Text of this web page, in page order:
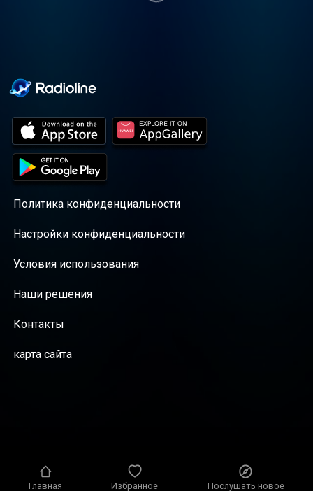
Главная Избранное Послушать новое
Политика конфиденциальности
Настройки конфиденциальности
Условия использования
Наши решения
Контакты
карта сайта